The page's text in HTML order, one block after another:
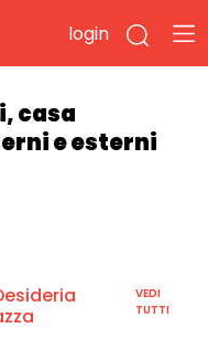
login
casa
e esterni
VEDI
TUTTI